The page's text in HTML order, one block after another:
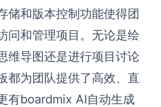
储和版本控制功能使得团
问和管理项目。无论是绘
维导图还是进行项目讨论
都为团队提供了高效、直
有boardmix AI自动生成